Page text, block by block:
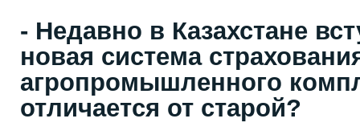
- Недавно в Казахстане
новая система
агропромышленного
отличается от старой?